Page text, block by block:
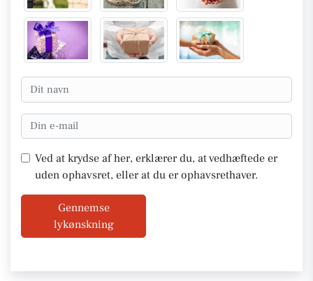
Ved at krydse af her, erklærer du, at vedhæftede er
uden ophavsret, eller at du er ophavsrethaver.
Gennemse
lykønskning